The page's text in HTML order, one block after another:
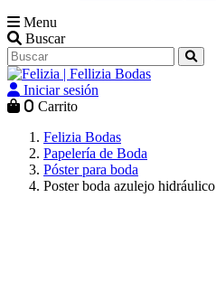
Menu
Buscar
Iniciar sesión
0 Carrito
Felizia Bodas
Papelería de Boda
Póster para boda
Poster boda azulejo hidráulico